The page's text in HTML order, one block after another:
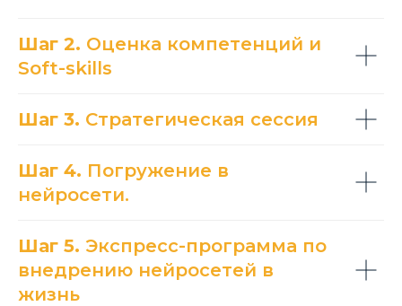
Шаг 2. Оценка компетенций и
Soft-skills
Шаг 3. Стратегическая сессия
Шаг 4. Погружение в
нейросети.
Шаг 5. Экспресс-программа по
внедрению нейросетей в
жизнь